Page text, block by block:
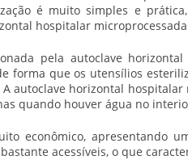
é muito simples e
hospitalar microprocessada
pela autoclave
forma que os utensílios
autoclave horizontal hospitalar
quando houver água no
econômico, apresentando
acessíveis, o que